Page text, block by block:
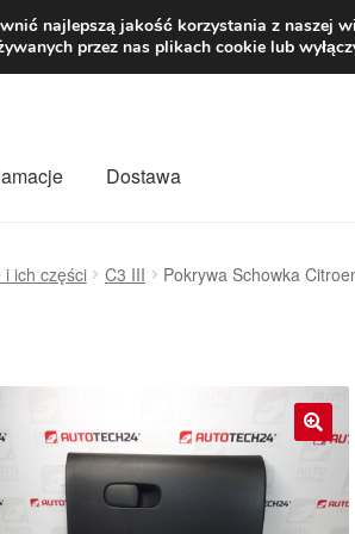
zł
Dostawa
i ich części C3 III Pokrywa Schowka
najlepszą jakość korzystania z naszej
przez nas plikach cookie lub